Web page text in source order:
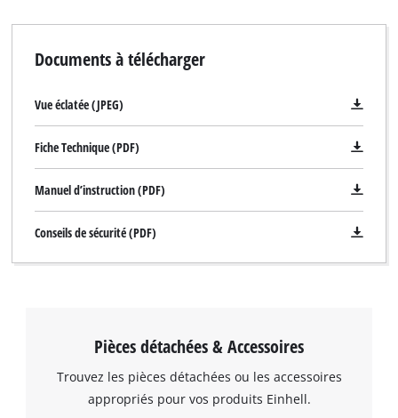
Nous avons besoin de votre accord pour
the site with their CMP to add this content
Powered by
Usercentrics Consent
Management Platform
Documents à télécharger
Vue éclatée (JPEG)
Fiche Technique (PDF)
Manuel d’instruction (PDF)
Conseils de sécurité (PDF)
Pièces détachées & Accessoires
Trouvez les pièces détachées ou les accessoires
appropriés pour vos produits Einhell.